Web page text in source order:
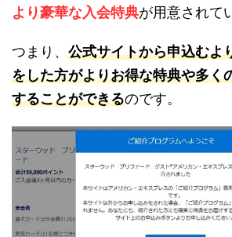
より豪華な入会特典が用意されて
つまり、 公式サイトから申込むよ
をした方がよりお得な特典や多く
することができるのです。